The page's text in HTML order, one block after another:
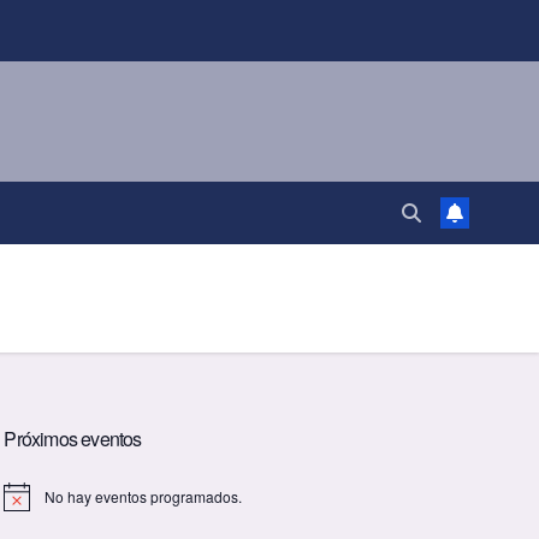
Próximos eventos
A
No hay eventos programados.